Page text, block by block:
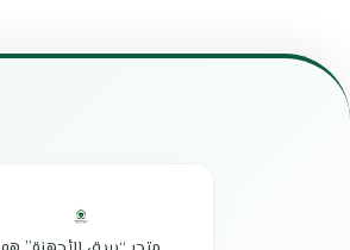
مزودة بخاصية التبريد السريع
تعتمد على تكنولوجيا التبريد بالبخار نو فروست
توفر في استهلاك الطاقة الكهربائية